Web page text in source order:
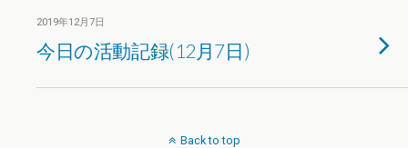
2019年12月7日
今日の活動記録(12月7日)
Back to top